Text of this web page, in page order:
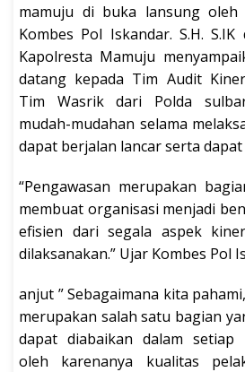
mamuju di buka lansung oleh
Kombes Pol Iskandar. S.H.
Kapolresta Mamuju
datang kepada Tim Audit
Tim Wasrik dari Polda
mudah-mudahan selama
dapat berjalan lancar serta
“Pengawasan merupakan
membuat organisasi menjadi
efisien dari segala aspek
dilaksanakan.” Ujar Kombes Pol
anjut ” Sebagaimana kita
merupakan salah satu bagian
dapat diabaikan dalam setiap
oleh karenanya kualitas